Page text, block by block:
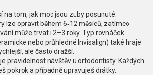
na tom, jak moc jsou zuby posunuté.
lze opravit během 6‑12 měsíců, zatímco
může trvat i 2–3 roky. Typ rovnáček
nebo průhledné Invisalign) také hraje
ale často dražší.
pravidelnost návštěv u ortodontisty. Každých
pokrok a případně upravuješ drátky.